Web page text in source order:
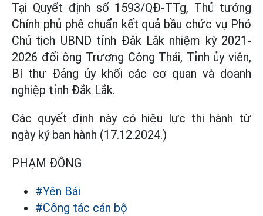
Tại Quyết định số 1593/QĐ-TTg, Thủ tướng
Chính phủ phê chuẩn kết quả bầu chức vụ Phó
Chủ tịch UBND tỉnh Đắk Lắk nhiệm kỳ 2021-
2026 đối ông Trương Công Thái, Tỉnh ủy viên,
Bí thư Đảng ủy khối các cơ quan và doanh
nghiệp tỉnh Đắk Lắk.
Các quyết định này có hiệu lực thi hành từ
ngày ký ban hành (17.12.2024.)
PHẠM ĐÔNG
#Yên Bái
#Công tác cán bộ